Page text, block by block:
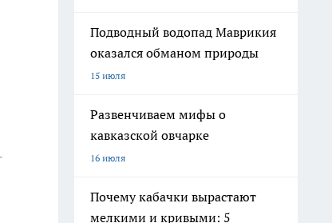
Подводный водопад Маврикия
оказался обманом природы
15 июля
Развенчиваем мифы о
кавказской овчарке
16 июля
Почему кабачки вырастают
мелкими и кривыми: 5